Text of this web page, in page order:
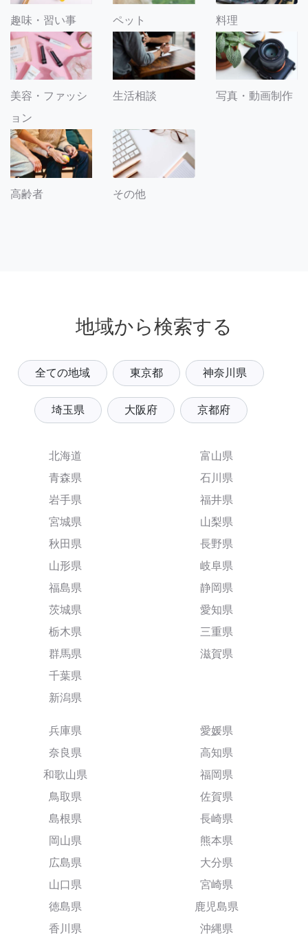
趣味・習い事 ペット 料理
美容・ファッシ
ョン
生活相談 写真・動画制作
高齢者 その他
地域から検索する
全ての地域 東京都 神奈川県
埼玉県 大阪府 京都府
北海道
青森県
岩手県
宮城県
秋田県
山形県
福島県
茨城県
栃木県
群馬県
千葉県
新潟県
富山県
石川県
福井県
山梨県
長野県
岐阜県
静岡県
愛知県
三重県
滋賀県
兵庫県
奈良県
和歌山県
鳥取県
島根県
岡山県
広島県
山口県
徳島県
香川県
愛媛県
高知県
福岡県
佐賀県
長崎県
熊本県
大分県
宮崎県
鹿児島県
沖縄県